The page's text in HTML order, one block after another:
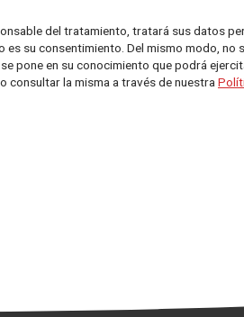
del tratamiento, tratará sus datos
su consentimiento. Del mismo modo, no
pone en su conocimiento que podrá
consultar la misma a través de nuestra